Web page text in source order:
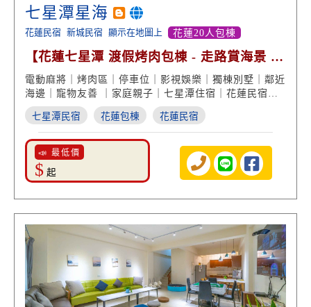
七星潭星海
花蓮民宿 新城民宿 顯示在地圖上 花蓮20人包棟
【花蓮七星潭 渡假烤肉包棟 - 走路賞海景 寵
物友善民宿】
電動麻將｜烤肉區｜停車位｜影視娛樂｜獨棟別墅｜鄰近
海邊｜寵物友善 ｜家庭親子｜七星潭住宿｜花蓮民宿推
薦
七星潭民宿 花蓮包棟 花蓮民宿
📣 最低價
$ 起